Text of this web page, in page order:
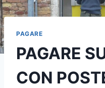
PAGARE
PAGARE
CON